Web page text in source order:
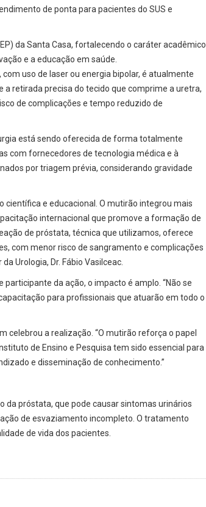
de ponta para pacientes do SUS e
da Santa Casa, fortalecendo o caráter acadêmico
e a educação em saúde.
uso de laser ou energia bipolar, é atualmente
retirada precisa do tecido que comprime a uretra,
de complicações e tempo reduzido de
está sendo oferecida de forma totalmente
com fornecedores de tecnologia médica e à
por triagem prévia, considerando gravidade
científica e educacional. O mutirão integrou mais
internacional que promove a formação de
de próstata, técnica que utilizamos, oferece
com menor risco de sangramento e complicações
Urologia, Dr. Fábio Vasilceac.
da ação, o impacto é amplo. “Não se
para profissionais que atuarão em todo o
celebrou a realização. “O mutirão reforça o papel
de Ensino e Pesquisa tem sido essencial para
e disseminação de conhecimento.”
da próstata, que pode causar sintomas urinários
de esvaziamento incompleto. O tratamento
de vida dos pacientes.